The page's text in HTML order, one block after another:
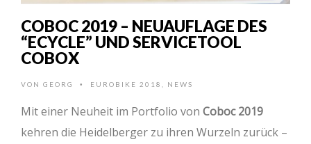
COBOC 2019 – NEUAUFLAGE DES
“ECYCLE” UND SERVICETOOL
COBOX
VON GEORG • EUROBIKE 2018 NEWS
Mit einer Neuheit im Portfolio von Coboc 2019
kehren die Heidelberger zu ihren Wurzeln zurück –